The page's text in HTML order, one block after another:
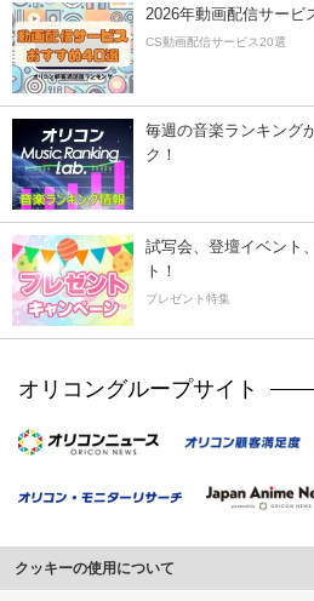
2026年動画配信サービ
CS動画配信サービス20選
毎週の音楽ランキング
ク！
試写会、登壇イベント
ト！
プレゼント特集
オリコングループサイト
クッキーの使用について